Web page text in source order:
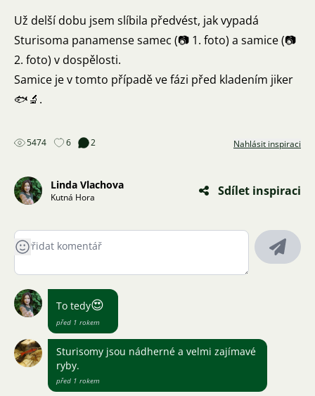
Už delší dobu jsem slíbila předvést, jak vypadá
Sturisoma panamense samec (📷 1. foto) a samice (📷
2. foto) v dospělosti.
Samice je v tomto případě ve fázi před kladením jiker
🐟🔬.
5474 6 2 Nahlásit inspiraci
Linda Vlachova
Kutná Hora Sdílet inspiraci
To tedy😍
před 1 rokem
Sturisomy jsou nádherné a velmi zajímavé
ryby.
před 1 rokem